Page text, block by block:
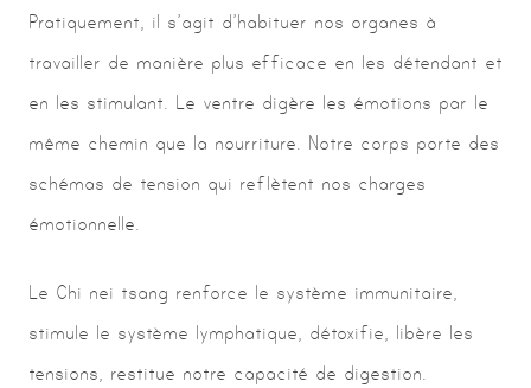
Pratiquement, il s’agit d’habituer nos organes à
travailler de manière plus efficace en les détendant et
en les stimulant. Le ventre digère les émotions par le
même chemin que la nourriture. Notre corps porte des
schémas de tension qui reflètent nos charges
émotionnelle.
Le Chi nei tsang renforce le système immunitaire,
stimule le système lymphatique, détoxifie, libère les
tensions, restitue notre capacité de digestion.